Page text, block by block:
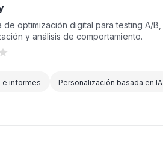
de optimización digital para testing A/B,
y análisis de comportamiento.
e informes Personalización basada en IA